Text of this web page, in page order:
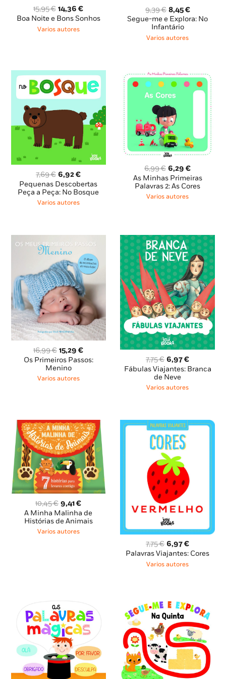
15,95€ O
preço
original
14,36€O
preço
Boa Noite e Bons Sonhos
Varios autores
9,39€ O
preço
original
era:
8,45€O
preço
Segue-me e Explora: No
Infantário
Varios autores
7,69€ O
preço
original
era:
6,92€O
preço
atual
Pequenas Descobertas
Peça a Peça: No Bosque
Varios autores
6,99€ O
preço
original
era:
6,29€O
preço
atual
As Minhas Primeiras
Palavras 2: As Cores
Varios autores
16,99€ O
preço
original
era:
15,29€O
preço
Os Primeiros Passos:
Menino
Varios autores
7,75€ O
preço
original
era:
6,97€O
preço
Fábulas Viajantes: Branca
de Neve
Varios autores
10,45€ O
preço
original
era:
9,41€O
preço
atual
A Minha Malinha de
Histórias de Animais
Varios autores
7,75€ O
preço
original
6,97€O
preço
Palavras Viajantes: Cores
Varios autores